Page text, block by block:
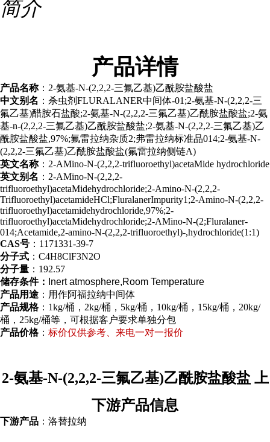
简介
产品详情
产品名称：2-氨基-N-(2,2,2-三氟乙基)乙酰胺盐酸盐
中文别名 ：杀虫剂FLURALANER中间体-01;2-氨基-N-(2,2,2-三
氟乙基)醋胺石盐酸;2-氨基-N-(2,2,2-三氟乙基)乙酰胺盐酸盐;2-氨
基-n-(2,2,2-三氟乙基)乙酰胺盐酸盐;2-氨基-N-(2,2,2-三氟乙基)乙
酰胺盐酸盐,97%;氟雷拉纳杂质2;弗雷拉纳标准品014;2-氨基-N-
(2,2,2-三氟乙基)乙酰胺盐酸盐(氟雷拉纳侧链A)
英文名称：2-AMino-N-(2,2,2-trifluoroethyl)acetaMide hydrochloride
英文别名 ：2-AMino-N-(2,2,2-
trifluoroethyl)acetaMidehydrochloride;2-Amino-N-(2,2,2-
Trifluoroethyl)acetamideHCl;FluralanerImpurity1;2-Amino-N-(2,2,2-
trifluoroethyl)acetamidehydrochloride,97%;2-
trifluoroethyl)acetaMidehydrochloride;2-AMino-N-(2;Fluralaner-
014;Acetamide,2-amino-N-(2,2,2-trifluoroethyl)-,hydrochloride(1:1)
CAS号 ：1171331-39-7
分子式 ：C4H8ClF3N2O
分子量 ：192.57
储存条件：
Inert atmosphere,Room Temperature
产品用途 ：用作阿福拉纳中间体
产品规格：1kg/桶，2kg/桶，5kg/桶，10kg/桶，15kg/桶，20kg/
桶，25kg/桶等，可根据客户要求单独分包
产品价格： 标价仅供参考、来电一对一报价
2-氨基-N-(2,2,2-三氟乙基)乙酰胺盐酸盐 上
下游产品信息
下游产品 ：洛替拉纳